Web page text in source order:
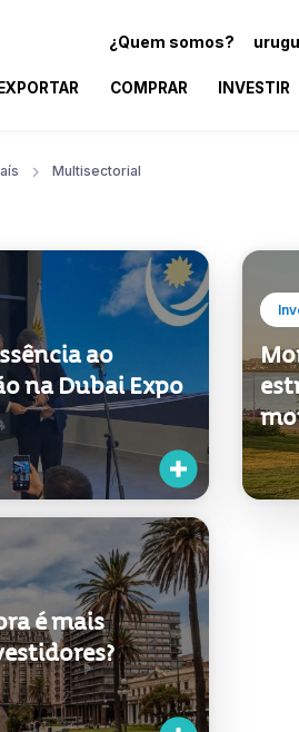
¿Quem somos?
COMPRAR INVESTIR
Multisectorial
ao
na Dubai Expo
é mais